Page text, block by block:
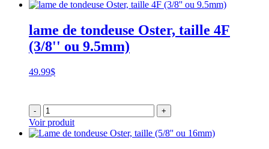
lame de tondeuse Oster, taille 4F
(3/8'' ou 9.5mm)
49.99$
- +
Voir produit